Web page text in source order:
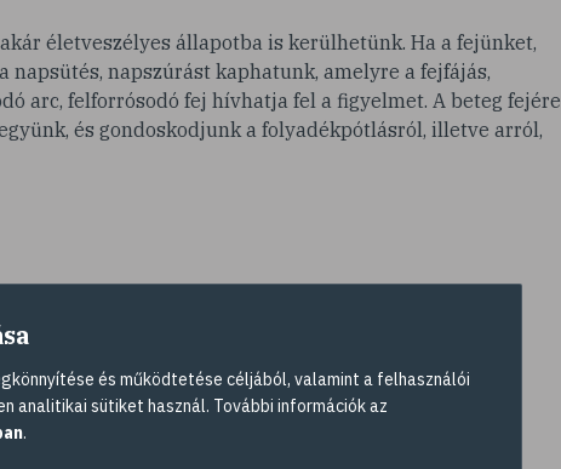
életveszélyes állapotba is kerülhetünk. Ha a fejünket,
napsütés, napszúrást kaphatunk, amelyre a fejfájás,
arc, felforrósodó fej hívhatja fel a figyelmet. A beteg fejére
és gondoskodjunk a folyadékpótlásról, illetve arról,
hatására az egész test hőszabályozása felborul.
test felforrósodik, a betegnek fáj a feje, gyenge,
a pulzusszáma viszont megnő. Ilyenkor azonnal
beteget a hűvösbe, itassuk meg izotóniás itallal vagy
a lábára, a tarkójára.
és működtetése céljából, valamint a felhasználói
analitikai sütiket használ. További információk az
.